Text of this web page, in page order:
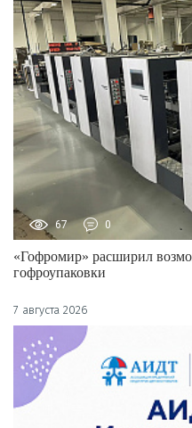
67 0
«Гофромир» расширил
гофроупаковки
7 августа 2026